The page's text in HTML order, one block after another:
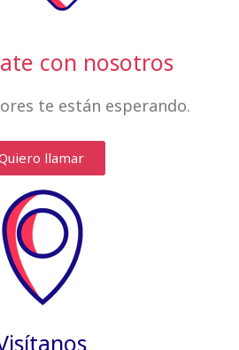
con nosotros
te están esperando.
llamar